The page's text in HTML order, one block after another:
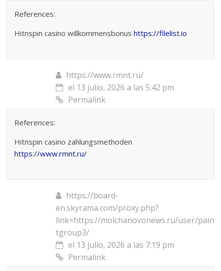
References:
Hitnspin casino willkommensbonushttps://filelist.io
https://www.rmnt.ru/
el 13 julio, 2026 a las 5:42 pm
Permalink
References:
Hitnspin casino zahlungsmethoden
https://www.rmnt.ru/
https://board-
en.skyrama.com/proxy.php?
link=https://molchanovonews.ru/user/pain
tgroup3/
el 13 julio, 2026 a las 7:19 pm
Permalink